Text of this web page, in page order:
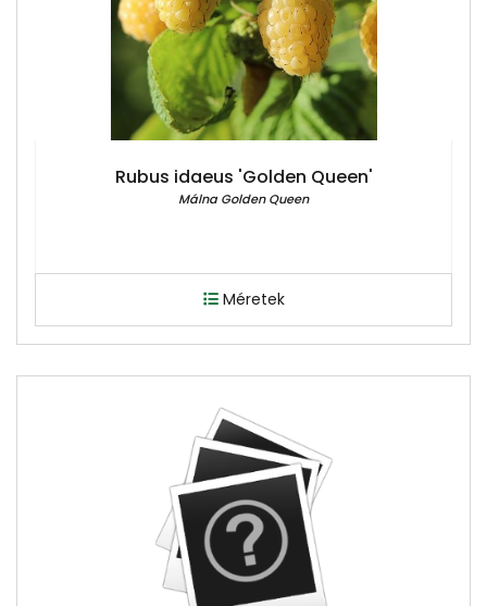
Rubus idaeus 'Golden Queen'
Málna Golden Queen
Méretek